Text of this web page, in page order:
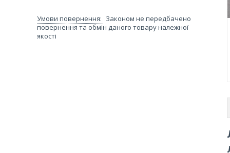
Законом не передбачено
повернення та обмін даного товару належної
якості